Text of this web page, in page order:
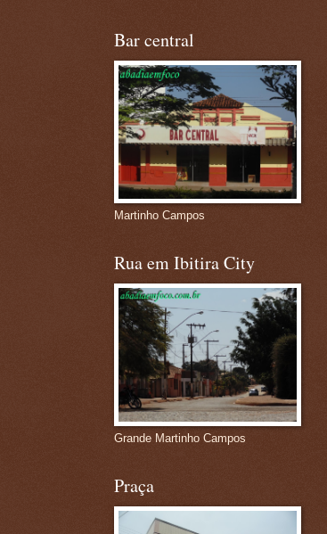
Bar central
Martinho Campos
Rua em Ibitira City
Grande Martinho Campos
Praça